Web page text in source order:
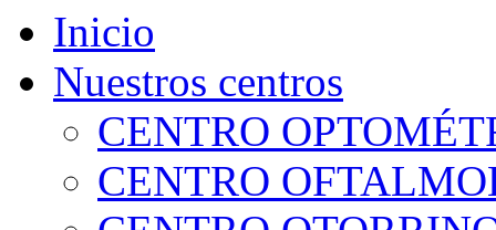
Inicio
Nuestros centros
CENTRO
CENTRO